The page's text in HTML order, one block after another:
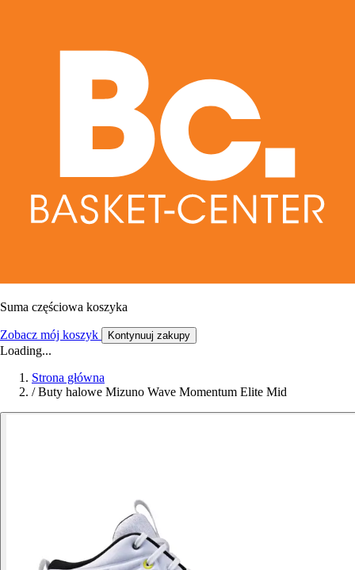
Suma częściowa koszyka
Zobacz mój koszyk Kontynuuj zakupy
Loading...
Strona główna
/ Buty halowe Mizuno Wave Momentum Elite Mid